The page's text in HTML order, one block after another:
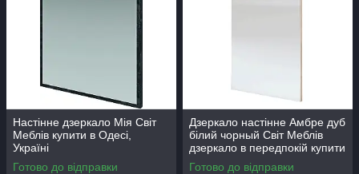
Настінне дзеркало Мія Світ
Меблів купити в Одесі,
Україні
Готово до відправки
Дзеркало настінне Амбре дуб
білий чорный Світ Меблів
дзеркало в передпокій купити
в Одесі, Україні
Готово до відправки